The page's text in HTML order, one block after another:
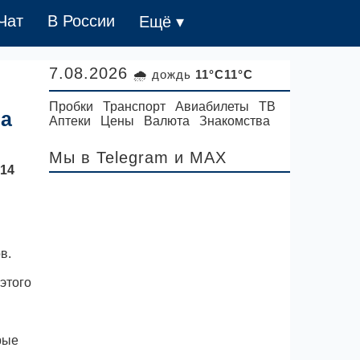
В России Ещё ▾
7.08.2026 🌧 дождь 11°C11°C
Пробки Транспорт Авиабилеты
ТВ
Аптеки
Цены Валюта Знакомства
Мы в Telegram и MAX